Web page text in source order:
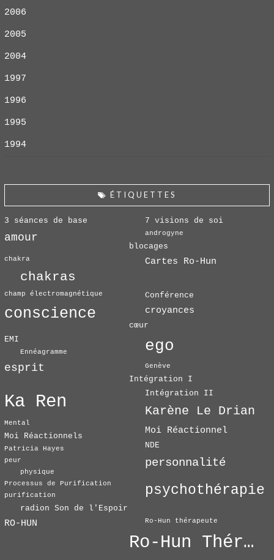
2006
2005
2004
1997
1996
1995
1994
ÉTIQUETTES
3 séances de base 7 visions de soi
amour androgyne
blocages
Cartes Ro-Hun
chakra
chakras
champ électromagnétique Conférence
conscience croyances
cœur
ego
EMI
Ennéagramme
esprit Genève
Intégration I
Intégration II
Ka Ren Karène Le Drian
Mental
Moi Réactionnel
Moi Réactionnels
NDE
Patricia Hayes
personnalité
peur
physique
Processus de Purification
psychothérapie
purification
radion Son de l'Espoir
RO-HUN Ro-Hun thérapeute
Ro-Hun Thérapie